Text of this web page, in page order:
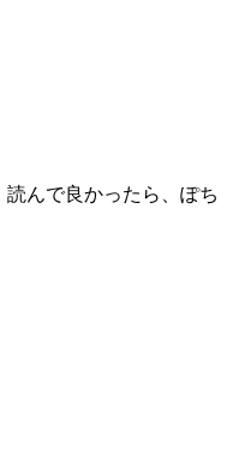
んで良かったら、ぽち